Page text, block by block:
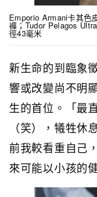
Emporio Armani卡其色
褲；Tudor Pelagos
徑43毫米
新生命的到臨象
響或改變尚不明
生的首位。「最
（笑），犧牲
前我較看重自己
來可能以小孩的